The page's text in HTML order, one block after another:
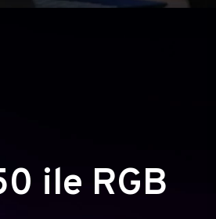
ile RGB